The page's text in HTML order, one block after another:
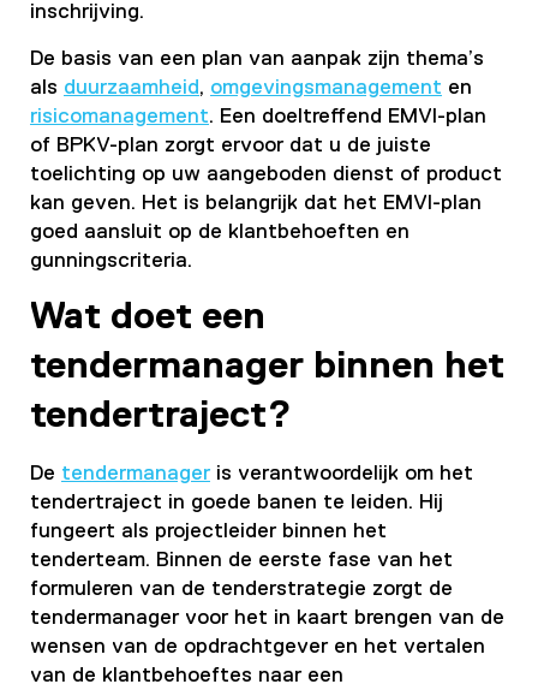
inschrijving.
De basis van een plan van aanpak zijn thema’s
als duurzaamheid, omgevingsmanagement en
risicomanagement. Een doeltreffend EMVI-plan
of BPKV-plan zorgt ervoor dat u de juiste
toelichting op uw aangeboden dienst of product
kan geven. Het is belangrijk dat het EMVI-plan
goed aansluit op de klantbehoeften en
gunningscriteria.
Wat doet een
tendermanager binnen het
tendertraject?
De tendermanager is verantwoordelijk om het
tendertraject in goede banen te leiden. Hij
fungeert als projectleider binnen het
tenderteam. Binnen de eerste fase van het
formuleren van de tenderstrategie zorgt de
tendermanager voor het in kaart brengen van de
wensen van de opdrachtgever en het vertalen
van de klantbehoeftes naar een